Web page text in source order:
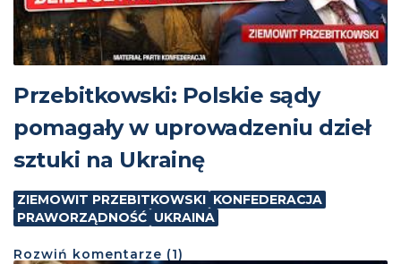
Przebitkowski: Polskie sądy
pomagały w uprowadzeniu dzieł
sztuki na Ukrainę
ZIEMOWIT PRZEBITKOWSKI KONFEDERACJA
PRAWORZĄDNOŚĆ UKRAINA
Rozwiń komentarze (1)